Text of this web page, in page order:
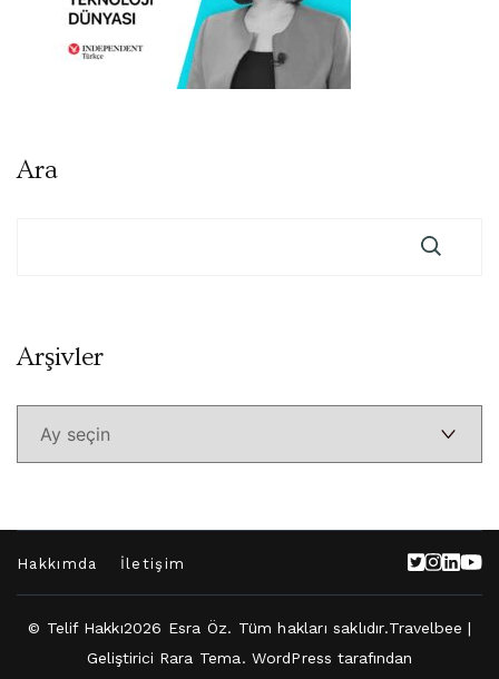
Ara
ArşivlerArşivler
Hakkımda İletişim
© Telif Hakkı2026 Esra Öz. Tüm hakları saklıdır.Travelbee |
Geliştirici Rara Tema. WordPress tarafından